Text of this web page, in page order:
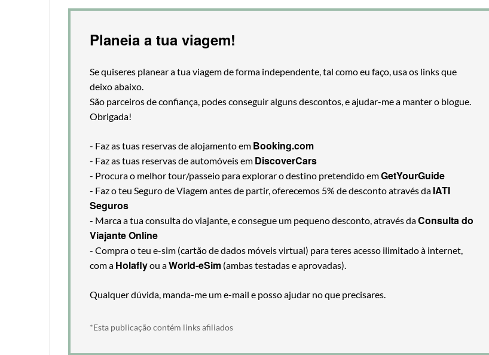
Planeia a tua viagem!
Se quiseres planear a tua viagem de forma independente, tal como eu faço, usa os links que
deixo abaixo.
São parceiros de confiança, podes conseguir alguns descontos, e ajudar-me a manter o blogue.
Obrigada!
- Faz as tuas reservas de alojamento em Booking.com
- Faz as tuas reservas de automóveis em DiscoverCars
- Procura o melhor tour/passeio para explorar o destino pretendido emGetYourGuide
- Faz o teu Seguro de Viagem antes de partir, oferecemos 5% de desconto através da IATI
Seguros
- Marca a tua consulta do viajante, e consegue um pequeno desconto, através daConsulta do
Viajante Online
- Compra o teu e-sim (cartão de dados móveis virtual) para teres acesso ilimitado à internet,
com a Holaflyou aWorld-eSim (ambas testadas e aprovadas).
Qualquer dúvida, manda-me um e-mail e posso ajudar no que precisares.
*Esta publicação contém links afiliados